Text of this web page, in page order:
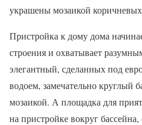
украшены мозаикой
Пристройка к дому дома
строения и охватывает
элегантный, сделанных под
водоем, замечательно круглый
мозаикой. А площадка для
на пристройке вокруг